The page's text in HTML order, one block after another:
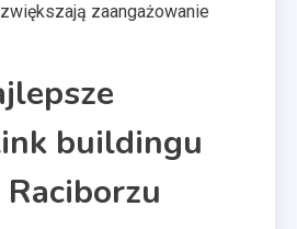
zaangażowanie
buildingu